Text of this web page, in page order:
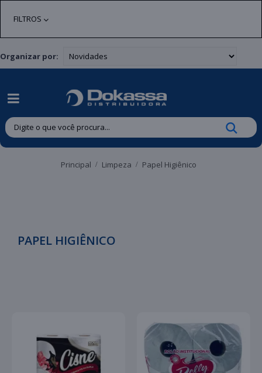
FILTROS
Organizar por:
Principal Limpeza Papel Higiênico
PAPEL HIGIÊNICO